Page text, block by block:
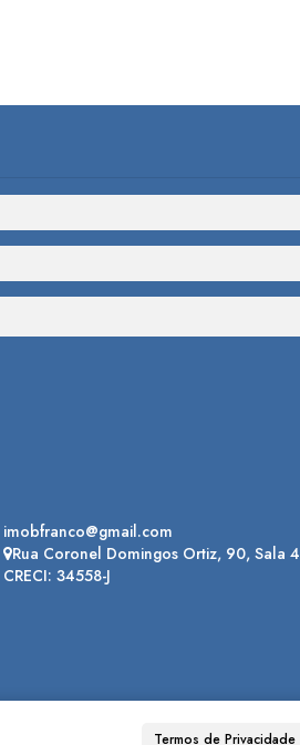
Termos de Privacidade
imobfranco@gmail.com
Rua Coronel Domingos Ortiz, 90, Sala 4
CRECI: 34558-J